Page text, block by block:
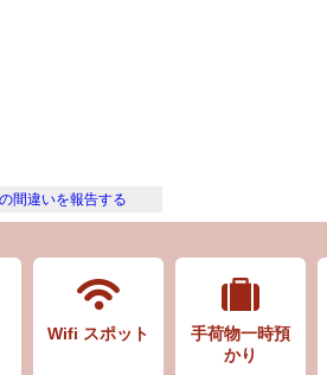
間違いを報告する
Wifi スポット
手荷物一時預
かり